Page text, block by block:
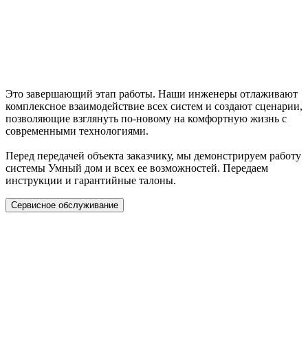
Это завершающий этап работы. Наши инженеры отлаживают
комплексное взаимодействие всех систем и создают сценарии,
позволяющие взглянуть по-новому на комфортную жизнь с
современными технологиями.
Перед передачей объекта заказчику, мы демонстрируем работу
системы Умный дом и всех ее возможностей. Передаем
инструкции и гарантийные талоны.
Сервисное обслуживание